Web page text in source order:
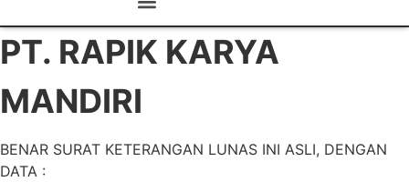
PT. RAPIK KARYA
MANDIRI
BENAR SURAT KETERANGAN LUNAS INI ASLI, DENGAN
DATA :